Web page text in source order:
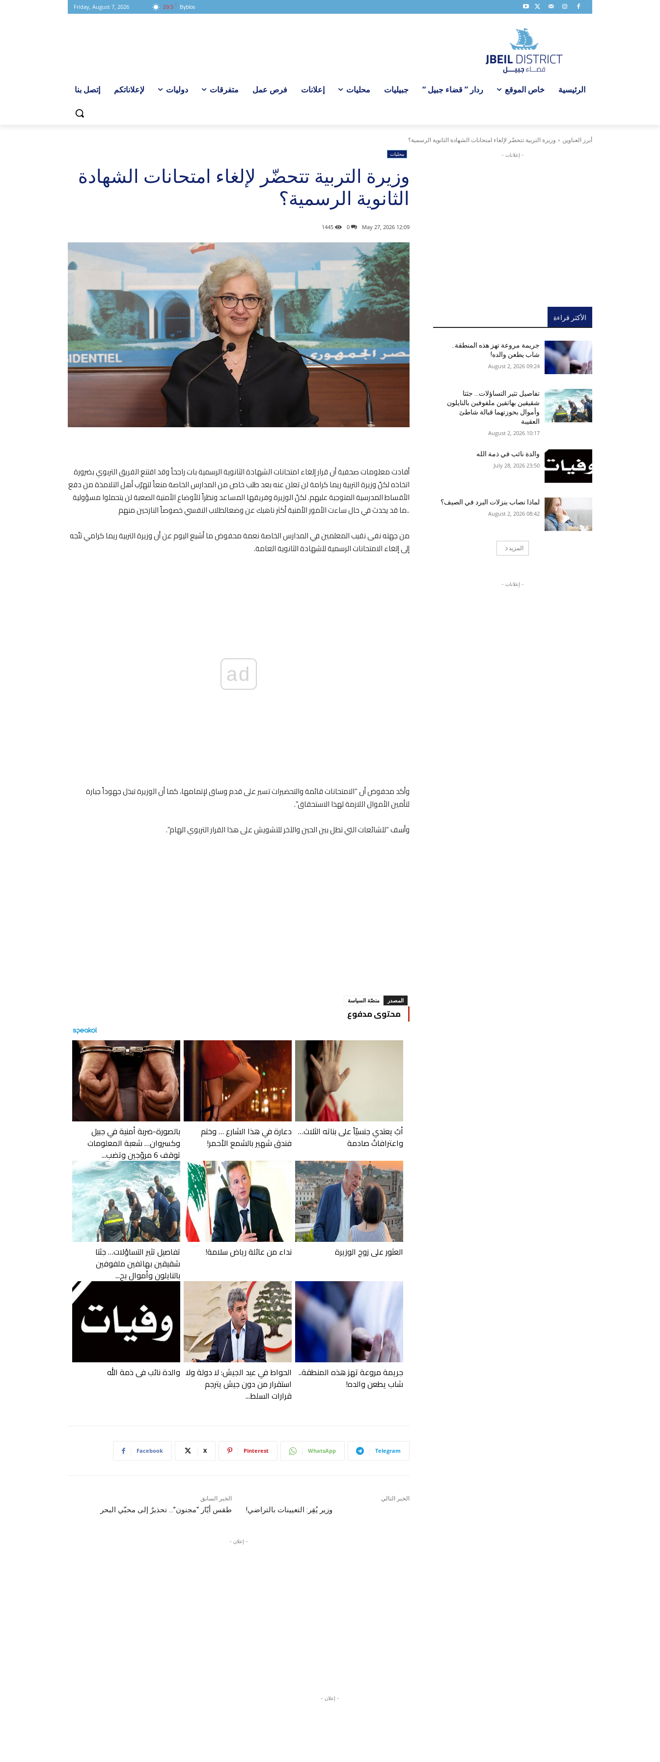
29.5 C Byblos
Friday, August 7, 2026
الرئيسية خاص الموقع ردار ” قضاء جبيل “ جبيليات محليات إعلانات فرص عمل متفرقات دوليات لإعلاناتكم إتصل بنا
أبرز العناوين وزيرة التربية تتحضّر لإلغاء امتحانات الشهادة الثانوية الرسمية؟
محليات
وزيرة التربية تتحضّر لإلغاء امتحانات الشهادة
الثانوية الرسمية؟
12:09 2026 ,May 27
0
1445
أفادت معلومات صحفية أن قرار إلغاء امتحانات الشهادة الثانوية الرسمية بات راجحاً وقد اقتنع الفريق التربوي بضرورة
اتخاذه لكنّ وزيرة التربية ريما كرامة لن تعلن عنه بعد طلب خاص من المدارس الخاصة منعاً لتهرّب أهل التلامذة من دفع
الأقساط المدرسية المتوجبة عليهم. لكنّ الوزيرة وفريقها المساعد ونظراً للأوضاع الأمنية الصعبة لن يتحملوا مسؤولية
ما قد يحدث في حال ساءت الأمور الأمنية أكثر ناهيك عن وضعالطلاب النفسي خصوصاً النازحين منهم..
من جهته نفى نقيب المعلمين في المدارس الخاصة نعمة محفوض ما أشيع اليوم عن أن وزيرة التربية ريما كرامي تتّجه
إلى إلغاء الامتحانات الرسمية للشهادة الثانوية العامة.
ad
وأكد محفوض أن “الامتحانات قائمة والتحضيرات تسير على قدم وساق لإتمامها، كما أن الوزيرة تبذل جهوداً جبارة
لتأمين الأموال اللازمة لهذا الاستحقاق”.
وأسف “للشائعات التي تطل بين الحين والآخر للتشويش على هذا القرار التربوي الهام”.
المصدر منصّة السياسة
محتوى مدفوع
أبٌ يعتدي جنسيّاً على بناته الثلاث…
واعترافاتٌ صادمة
دعارة في هذا الشارع … وختم
فندق شهير بالشمع الأحمر!
بالصورة-ضربة أمنية في جبيل
وكسروان… شعبة المعلومات
توقف 6 مروّجين وتضب...
العثور على زوج الوزيرة نداء من عائلة رياض سلامة!
تفاصيل تثير التساؤلات… جثتا
شقيقين بهاتفين ملفوفين
بالنايلون وأموال بح...
جريمة مروعة تهز هذه المنطقة..
شاب يطعن والده!
الحواط في عيد الجيش: لا دولة ولا
استقرار من دون جيش يترجم
قرارات السلط...
والدة نائب في ذمة الله
Facebook X Pinterest WhatsApp Telegram
الخبر السابق
طقس أيّار “مجنون”… تحذيرٌ إلى محبّي البحر
الخبر التالي
وزير يُقِر: التعيينات بالتراضي!
- إعلان -
- إعلانات -
الأكثر قراءة
جريمة مروعة تهز هذه المنطقة..
شاب يطعن والده!
09:24 2026 ,August 2
تفاصيل تثير التساؤلات… جثتا
شقيقين بهاتفين ملفوفين بالنايلون
وأموال بحوزتهما قبالة شاطئ
العقيبة
10:17 2026 ,August 2
والدة نائب في ذمة الله
23:50 2026 ,July 28
لماذا نصاب بنزلات البرد في الصيف؟
08:42 2026 ,August 2
المزيد
- إعلانات -
- إعلان -